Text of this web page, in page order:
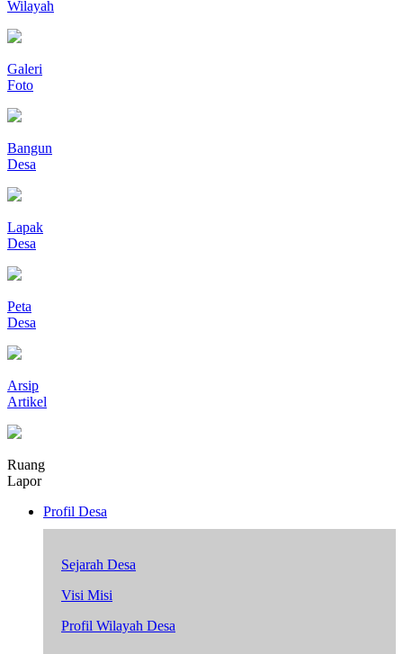
Wilayah
Galeri
Foto
Bangun
Desa
Lapak
Desa
Peta
Desa
Arsip
Artikel
Ruang
Lapor
Profil Desa
Sejarah Desa
Visi Misi
Profil Wilayah Desa